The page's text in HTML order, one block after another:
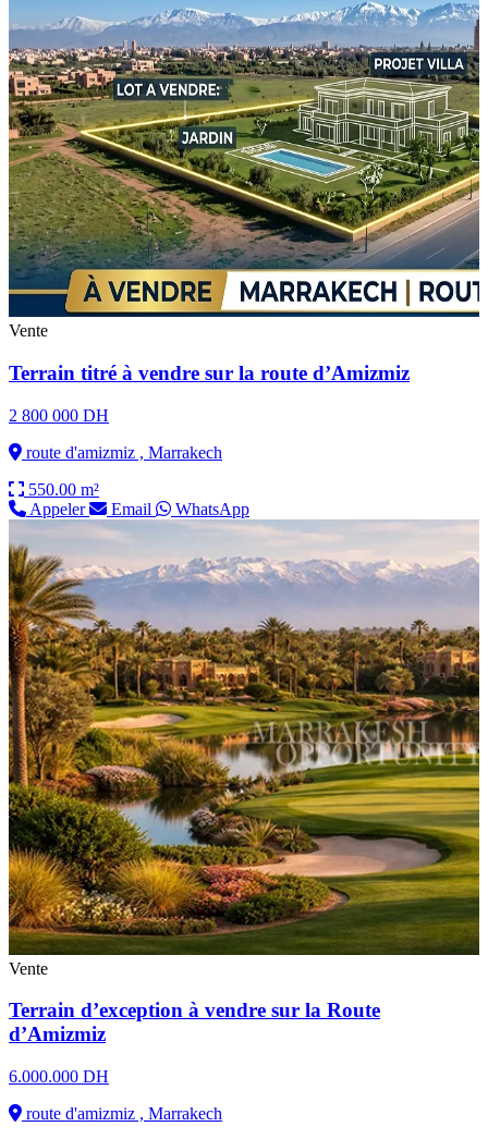
Vente
Terrain titré à vendre sur la route d’Amizmiz
2 800 000 DH
route d'amizmiz , Marrakech
550.00 m²
Appeler
Email WhatsApp
Vente
Terrain d’exception à vendre sur la Route
d’Amizmiz
6.000.000 DH
route d'amizmiz , Marrakech